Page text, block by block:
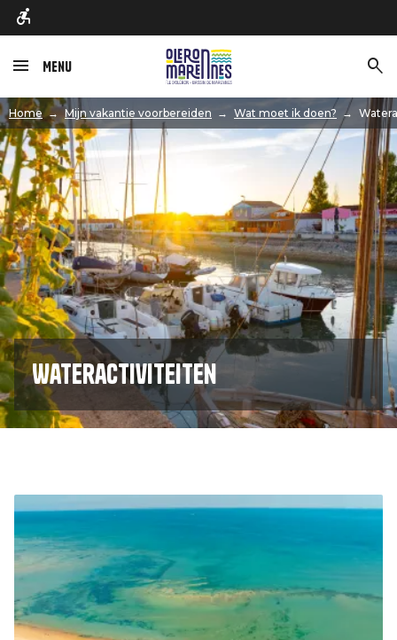
Menu
Home Mijn vakantie voorbereiden Wat moet ik doen?
Afbeelding
Wateractiviteiten
Afbeelding